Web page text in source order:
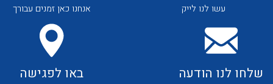
לכל מוצרי היצרן לכל מוצרי היצרן
עשו לנו לייק אנחנו כאן זמנים עבורך
שלחו לנו הודעה באו לפגישה